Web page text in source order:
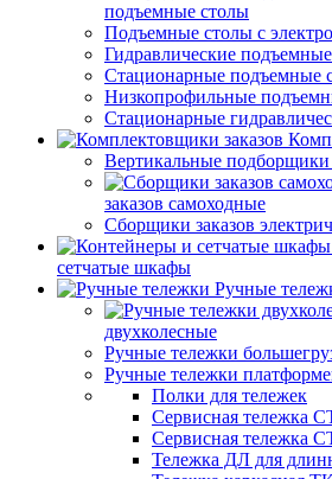
подъемные столы
Подъемные столы с
Гидравлические
Стационарные подъемные
Низкопрофильные
Стационарные
Вертикальные подборщики
заказов самоходные
Сборщики заказов
сетчатые шкафы
Ручные
двухколесные
Ручные тележки
Ручные тележки
Полки для тележек
Сервисная тележка
Сервисная тележка
Тележка ДЛ для